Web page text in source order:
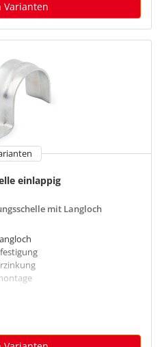
Varianten
einlappig
mit Langloch